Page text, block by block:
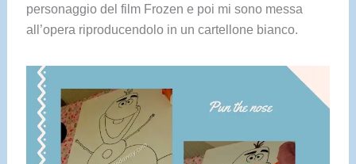
personaggio del film Frozen e poi mi sono messa
all’opera riproducendolo in un cartellone bianco.